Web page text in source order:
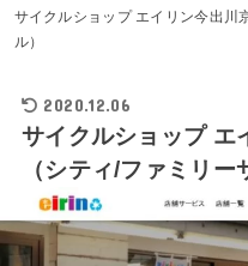
サイクルショップ エイリン今出川
ル）
2020.12.06
サイクルショップ エ
（シティ/ファミリー